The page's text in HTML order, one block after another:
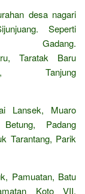
desa nagari
Seperti
Gadang.
Taratak Baru
Tanjung
Lansek, Muaro
Padang
Tarantang, Parik
Pamuatan, Batu
Koto VII.